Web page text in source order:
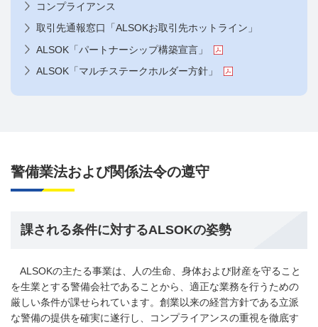
コンプライアンス
取引先通報窓口「ALSOKお取引先ホットライン」
ALSOK「パートナーシップ構築宣言」
ALSOK「マルチステークホルダー方針」
警備業法および関係法令の遵守
課される条件に対するALSOKの姿勢
ALSOKの主たる事業は、人の生命、身体および財産を守ること
を生業とする警備会社であることから、適正な業務を行うための
厳しい条件が課せられています。創業以来の経営方針である立派
な警備の提供を確実に遂行し、コンプライアンスの重視を徹底す